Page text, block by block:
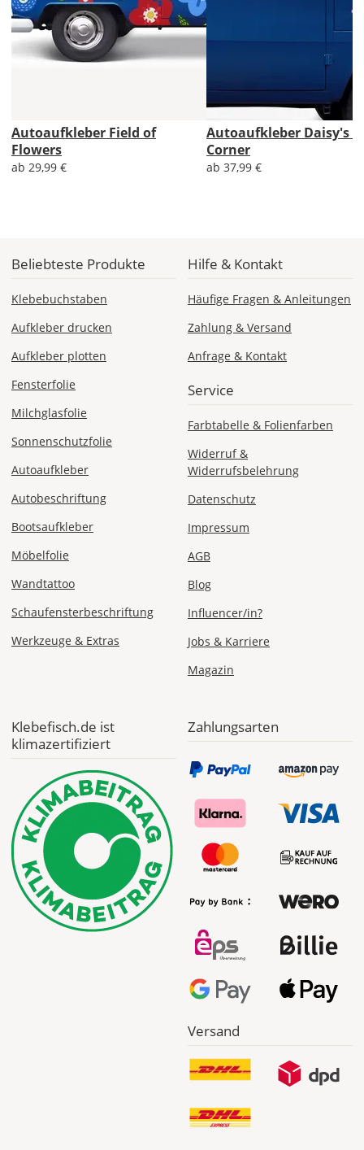
Fr., 07.08. -
Mo., 10.08.
Versandkosten 14,99
Die
werden
Dir
Checkout
Autoaufkleber Field of
Flowers
ab 29,99 €
Autoaufkleber Daisy's
Corner
ab 37,99 €
Beliebteste Produkte
Klebebuchstaben
Aufkleber drucken
Aufkleber plotten
Fensterfolie
Milchglasfolie
Sonnenschutzfolie
Autoaufkleber
Autobeschriftung
Bootsaufkleber
Möbelfolie
Wandtattoo
Schaufensterbeschriftung
Werkzeuge & Extras
Hilfe & Kontakt
Häufige Fragen & Anleitungen
Zahlung & Versand
Anfrage & Kontakt
Service
Farbtabelle & Folienfarben
Widerruf &
Widerrufsbelehrung
Datenschutz
Impressum
AGB
Blog
Influencer/in?
Jobs & Karriere
Magazin
Klebefisch.de ist
klimazertifiziert
Zahlungsarten
Versand